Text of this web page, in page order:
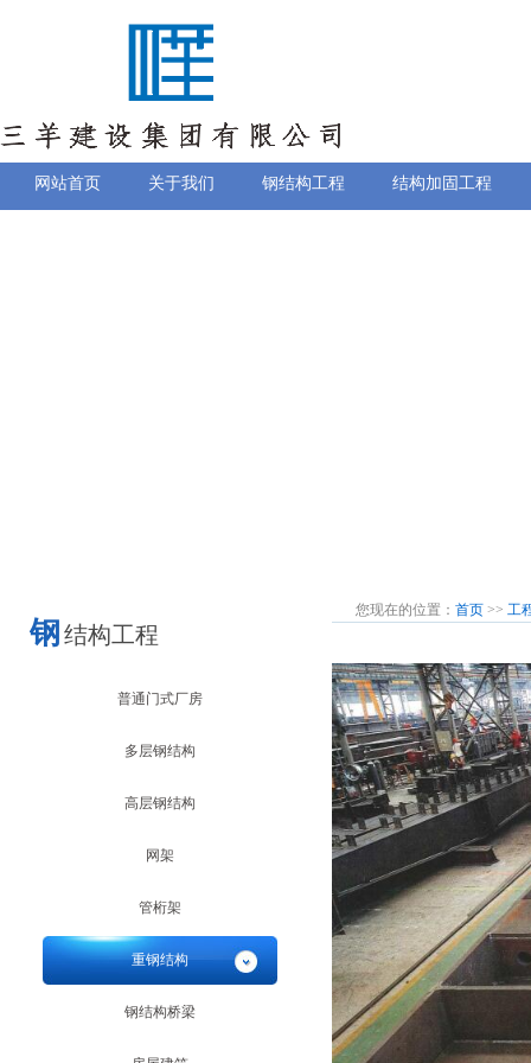
网站首页 关于我们 钢结构工程 结构加固工程
钢 结构工程
普通门式厂房
多层钢结构
高层钢结构
网架
管桁架
重钢结构
钢结构桥梁
您现在的位置： 首页 >> 工